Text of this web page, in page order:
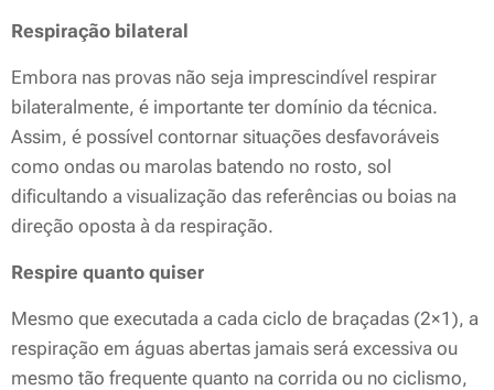
Respiração bilateral
Embora nas provas não seja imprescindível respirar
bilateralmente, é importante ter domínio da técnica.
Assim, é possível contornar situações desfavoráveis
como ondas ou marolas batendo no rosto, sol
dificultando a visualização das referências ou boias na
direção oposta à da respiração.
Respire quanto quiser
Mesmo que executada a cada ciclo de braçadas (2×1), a
respiração em águas abertas jamais será excessiva ou
mesmo tão frequente quanto na corrida ou no ciclismo,